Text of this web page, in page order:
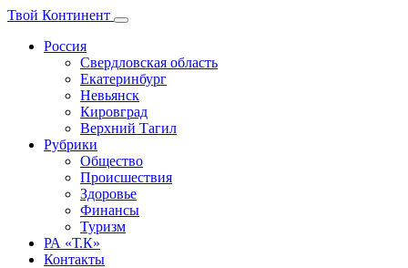
Твой Континент
Россия
Свердловская область
Екатеринбург
Невьянск
Кировград
Верхний Тагил
Рубрики
Общество
Происшествия
Здоровье
Финансы
Туризм
РА «Т.К»
Контакты